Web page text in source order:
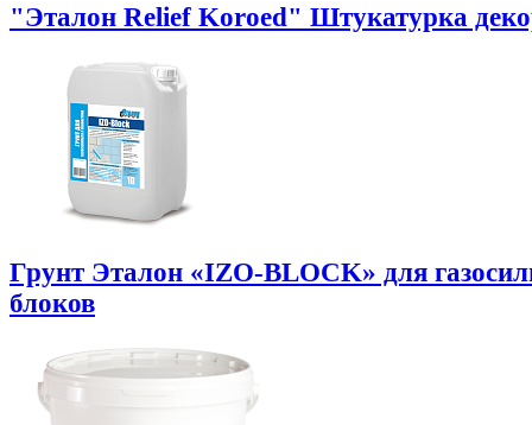
"Эталон Relief Koroed" Штукатурка
Грунт Эталон «IZO-BLOCK» для
блоков